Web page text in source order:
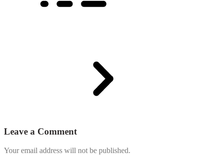
Leave a Comment
Your email address will not be published.